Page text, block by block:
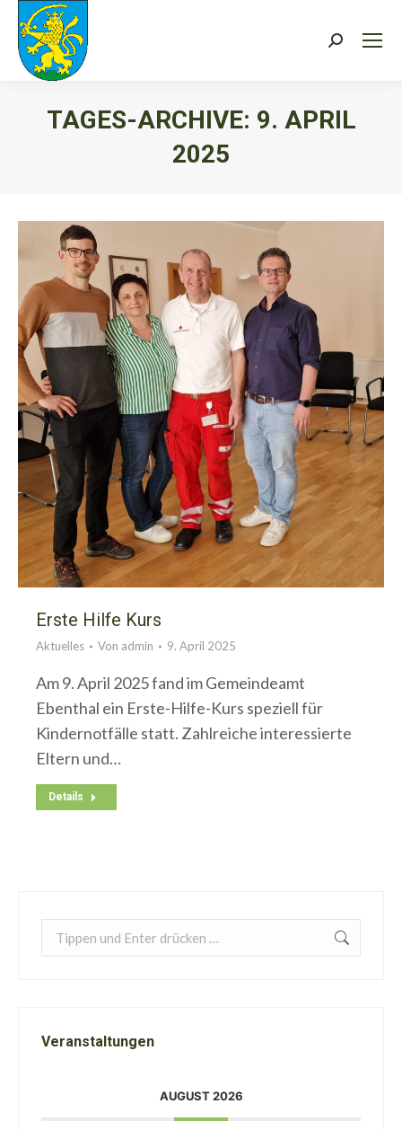
Search:
TAGES-ARCHIVE: 9. APRIL
2025
Erste Hilfe Kurs
Aktuelles Von admin 9. April 2025
Am 9. April 2025 fand im Gemeindeamt
Ebenthal ein Erste-Hilfe-Kurs speziell für
Kindernotfälle statt. Zahlreiche interessierte
Eltern und…
Details
Search:
Veranstaltungen
AUGUST 2026